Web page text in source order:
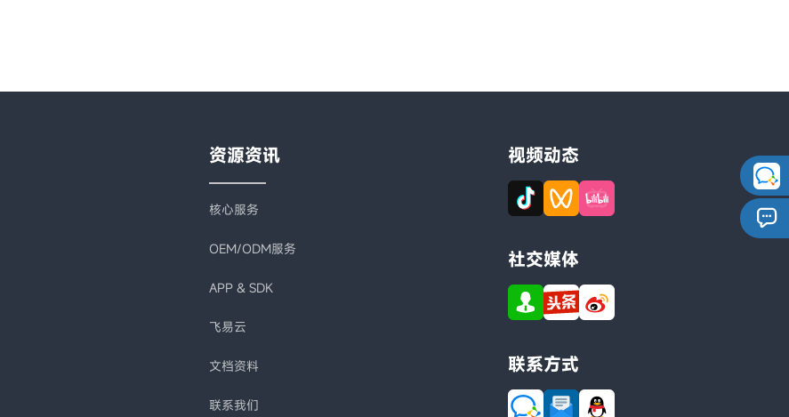
资源资讯
核心服务
OEM/ODM服务
APP & SDK
飞易云
文档资料
联系我们
视频动态
社交媒体
联系方式